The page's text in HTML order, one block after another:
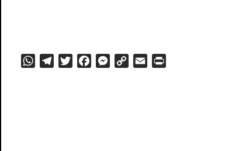
WhatsApp
TelegramTwitterFacebookMessenger
Copy
Email